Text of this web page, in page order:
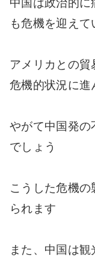
中国は政治的に
も危機を迎えて
アメリカとの貿
危機的状況に進
やがて中国発の
でしょう
こうした危機の
られます
また、中国は